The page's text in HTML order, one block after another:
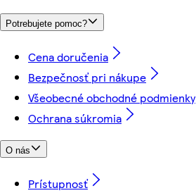
Potrebujete pomoc?
Cena doručenia
Bezpečnosť pri nákupe
Všeobecné obchodné podmienky
Ochrana súkromia
O nás
Prístupnosť